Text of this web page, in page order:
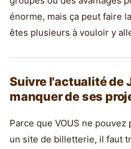
énorme, mais ça peut faire
êtes plusieurs à vouloir y
Suivre l'actualité de
manquer de ses
Parce que VOUS ne pouvez
un site de billetterie, il faut